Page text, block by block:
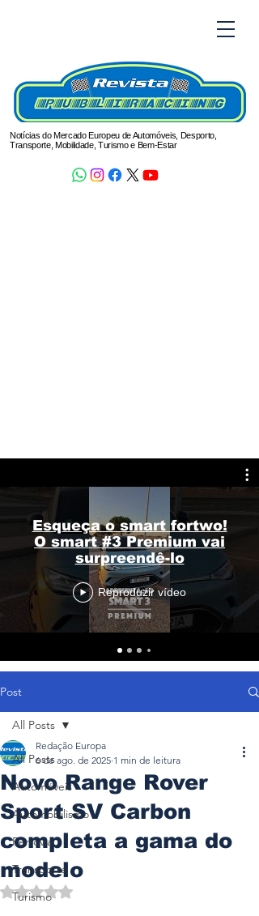
Notícias do Mercado Europeu de Automóveis, Desporto,
Transporte, Mobilidade, Turismo e Bem-Estar
Esqueça o smart fortwo!
O smart #3 Premium vai
surpreendê-lo
Reproduzir vídeo
Post
All Posts
Automóveis
Automobilismo
Ferrovia
Transporte
Turismo
All Posts
Novo Range Rover
Sport SV Carbon
completa a gama do
modelo
Redação Europa
6 de ago. de 2025 1 min de leitura
Avaliado com NaN de 5 estrelas.